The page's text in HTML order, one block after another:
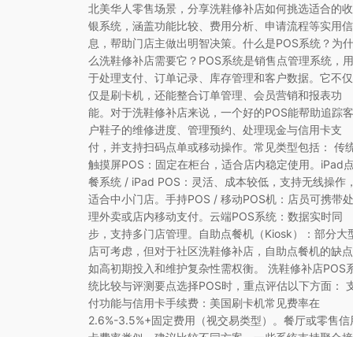
北美华人零售场景，分享洗鞋修补店如何挑选适合的收
银系统，涵盖功能比较、费用分析、申请流程等实用信
息，帮助门店主做出明智决策。什么是POS系统？为什
么洗鞋修补店需要它？POS系统是销售点管理系统，用
于处理支付、订单记录、库存管理和客户数据。它不仅
仅是刷卡机，还能整合订单管理、会员营销和报表功
能。对于洗鞋修补店来说，一个好的POS能帮助追踪客
户鞋子的维修进度、管理预约、处理现金与信用卡支
付，并支持扫码点单或移动操作。常见类型包括： 传
触摸屏POS：固定在柜台，适合店内稳定使用。iPad点
餐系统 / iPad POS：灵活、成本较低，支持无线操作，
适合中小门店。手持POS / 移动POS机：店员可携带处
理外卖或店内移动支付。云端POS系统：数据实时同
步，支持多门店管理。自助点餐机（Kiosk）：部分大
店可考虑，但对于社区洗鞋修补店，自助点餐机的缺点
如高初期投入和维护复杂性需权衡。 洗鞋修补店POS
统比较与评测要点选择POS时，重点评估以下方面：
付功能与信用卡手续费：美国刷卡机常见费率在
2.6%-3.5%+固定费用（视交易类型）。餐厅或零售信